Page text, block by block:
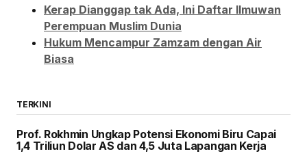
Kerap Dianggap tak Ada, Ini Daftar Ilmuwan
Perempuan Muslim Dunia
Hukum Mencampur Zamzam dengan Air
Biasa
TERKINI
Prof. Rokhmin Ungkap Potensi Ekonomi Biru Capai
1,4 Triliun Dolar AS dan 4,5 Juta Lapangan Kerja